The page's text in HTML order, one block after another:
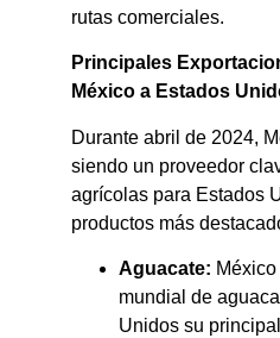
rutas comerciales.​
Principales
México a Estados
Durante abril de 2024,
siendo un proveedor
agrícolas para Estados
productos más
Aguacate:
mundial de
Unidos su